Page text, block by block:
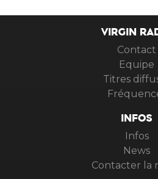
VIRGIN
Contact
Equipe
Titres
INFOS
Infos
News
Contacter la